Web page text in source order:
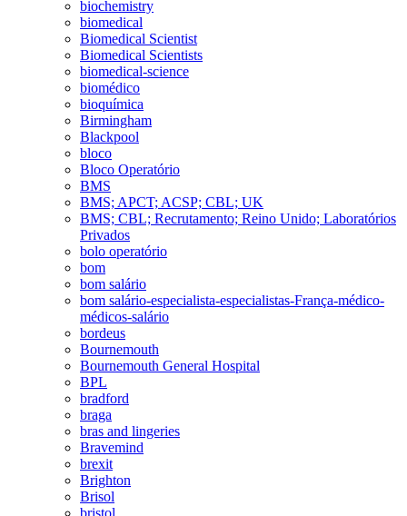
biochemistry
biomedical
Biomedical Scientist
Biomedical Scientists
biomedical-science
biomédico
bioquímica
Birmingham
Blackpool
bloco
Bloco Operatório
BMS
BMS; APCT; ACSP; CBL; UK
BMS; CBL; Recrutamento; Reino Unido; Laboratórios
Privados
bolo operatório
bom
bom salário
bom salário-especialista-especialistas-França-médico-
médicos-salário
bordeus
Bournemouth
Bournemouth General Hospital
BPL
bradford
braga
bras and lingeries
Bravemind
brexit
Brighton
Brisol
bristol